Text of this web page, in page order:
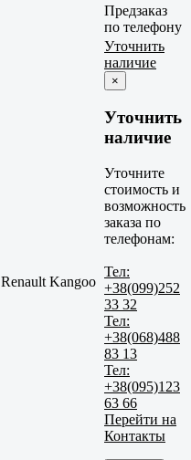
Предзаказ
по телефону
Renault Kangoo
Уточнить
наличие
×
Уточнить
наличие
Уточните
стоимость и
возможность
заказа по
телефонам:
Тел:
+38(099)252
33 32
Тел:
+38(068)488
83 13
Тел:
+38(095)123
63 66
Перейти на
Контакты